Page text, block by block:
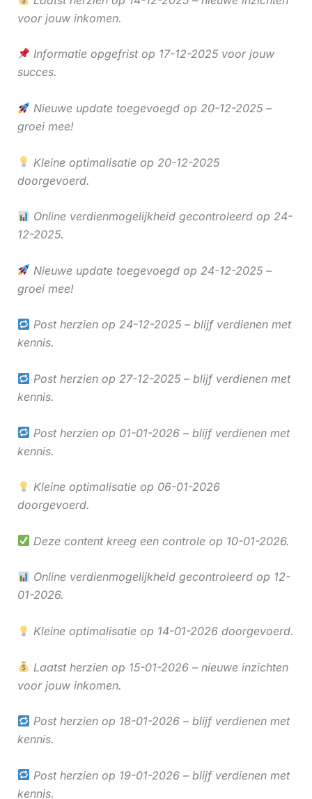
voor jouw inkomen.
Informatie opgefrist op 17-12-2025 voor jouw
succes.
Nieuwe update toegevoegd op 20-12-2025 –
groei mee!
Kleine optimalisatie op 20-12-2025
doorgevoerd.
Online verdienmogelijkheid gecontroleerd op 24-
12-2025.
Nieuwe update toegevoegd op 24-12-2025 –
groei mee!
Post herzien op 24-12-2025 – blijf verdienen met
kennis.
Post herzien op 27-12-2025 – blijf verdienen met
kennis.
Post herzien op 01-01-2026 – blijf verdienen met
kennis.
Kleine optimalisatie op 06-01-2026
doorgevoerd.
Deze content kreeg een controle op 10-01-2026.
Online verdienmogelijkheid gecontroleerd op 12-
01-2026.
Kleine optimalisatie op 14-01-2026 doorgevoerd.
Laatst herzien op 15-01-2026 – nieuwe inzichten
voor jouw inkomen.
Post herzien op 18-01-2026 – blijf verdienen met
kennis.
Post herzien op 19-01-2026 – blijf verdienen met
kennis.